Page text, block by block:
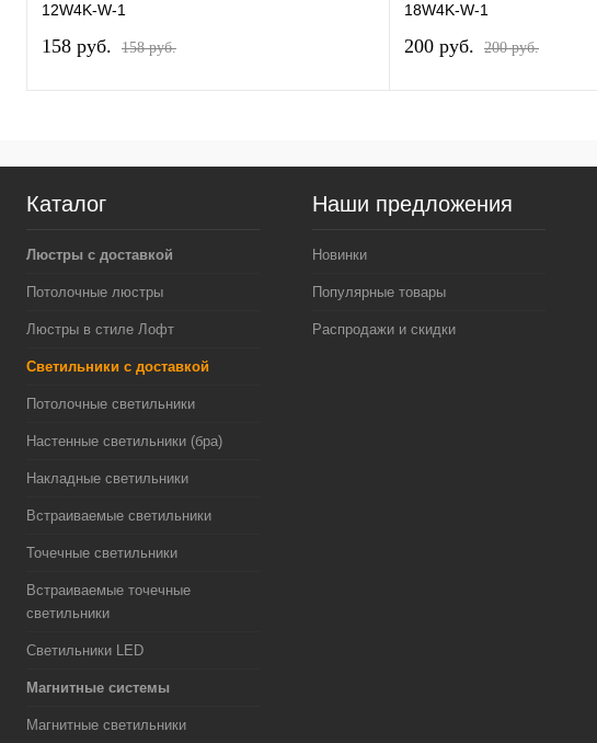
12W4K-W-1
158 pуб. 158 pуб.
18W4K-W-1
200 pуб. 200 pуб.
Каталог
Люстры с доставкой
Потолочные люстры
Люстры в стиле Лофт
Светильники с доставкой
Потолочные светильники
Настенные светильники (бра)
Накладные светильники
Встраиваемые светильники
Точечные светильники
Встраиваемые точечные
светильники
Светильники LED
Магнитные системы
Магнитные светильники
Наши предложения
Новинки
Популярные товары
Распродажи и скидки